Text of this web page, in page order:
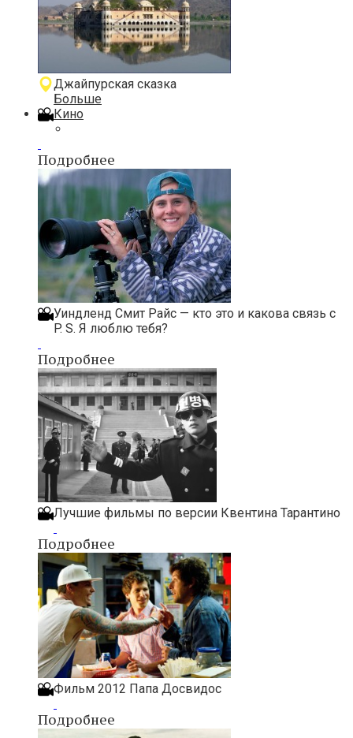
Джайпурская сказка
Больше
Кино
Подробнее
Уиндленд Смит Райс — кто это и какова связь с
P. S. Я люблю тебя?
Подробнее
Лучшие фильмы по версии Квентина Тарантино
Подробнее
Фильм 2012 Папа Досвидос
Подробнее